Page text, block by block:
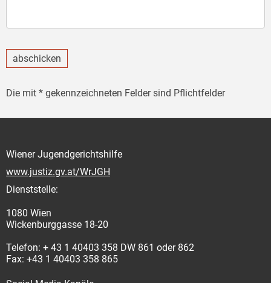
abschicken
Die mit * gekennzeichneten Felder sind Pflichtfelder
Wiener Jugendgerichtshilfe
www.justiz.gv.at/WrJGH
Dienststelle:
1080 Wien
Wickenburggasse 18-20
Telefon: + 43 1 40403 358 DW 861 oder 862
Fax: +43 1 40403 358 865